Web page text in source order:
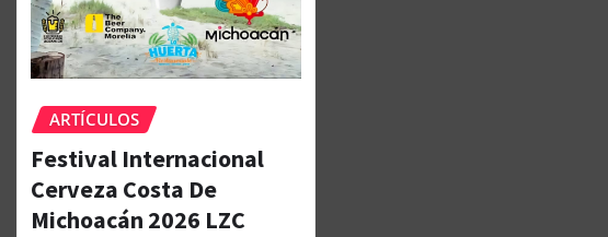
ARTÍCULOS
Festival Internacional
Cerveza Costa De
Michoacán 2026 LZC